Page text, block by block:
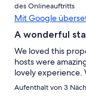
des Onlineauftritts
Mit Google
A wonderful
We loved this
hosts were
lovely experience.
Aufenthalt von 3